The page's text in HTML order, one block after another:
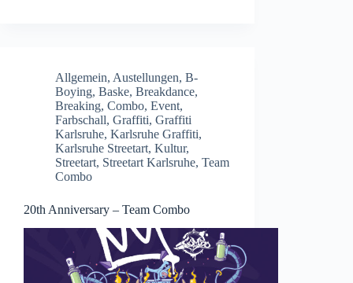
Allgemein, Austellungen, B-
Boying, Baske, Breakdance,
Breaking, Combo, Event,
Farbschall, Graffiti, Graffiti
Karlsruhe, Karlsruhe Graffiti,
Karlsruhe Streetart, Kultur,
Streetart, Streetart Karlsruhe, Team
Combo
20th Anniversary – Team Combo